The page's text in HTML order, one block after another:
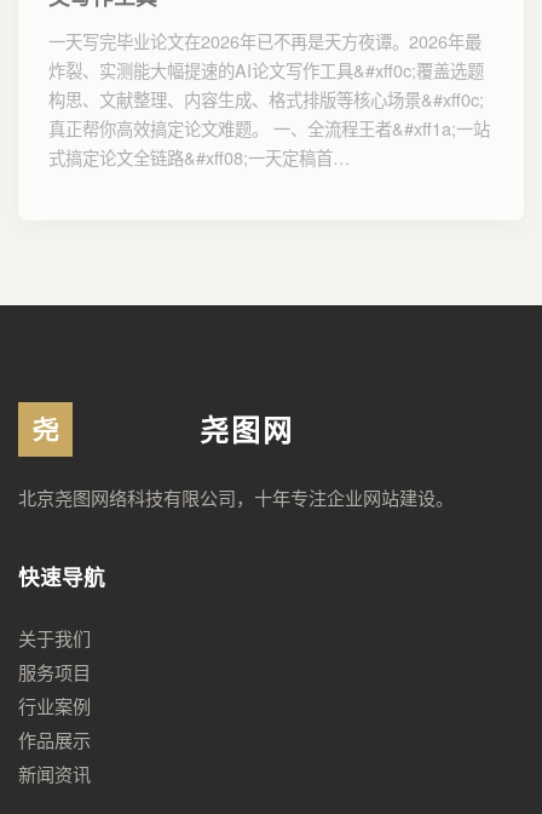
一天写完毕业论文在2026年已不再是天方夜谭。2026年最
炸裂、实测能大幅提速的AI论文写作工具&#xff0c;覆盖选题
构思、文献整理、内容生成、格式排版等核心场景&#xff0c;
真正帮你高效搞定论文难题。 一、全流程王者&#xff1a;一站
式搞定论文全链路&#xff08;一天定稿首…
尧图网
北京尧图网络科技有限公司，十年专注企业网站建设。
快速导航
关于我们
服务项目
行业案例
作品展示
新闻资讯